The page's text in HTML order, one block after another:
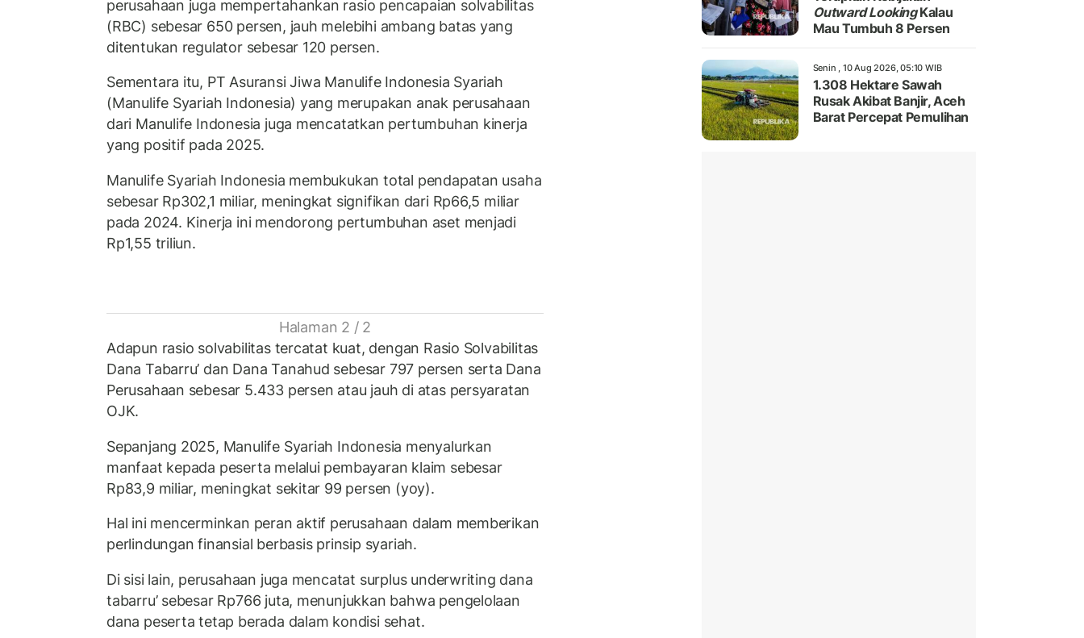
perusahaan juga mempertahankan rasio pencapaian solvabilitas
(RBC) sebesar 650 persen, jauh melebihi ambang batas yang
ditentukan regulator sebesar 120 persen.
Sementara itu, PT Asuransi Jiwa Manulife Indonesia Syariah
(Manulife Syariah Indonesia) yang merupakan anak perusahaan
dari Manulife Indonesia juga mencatatkan pertumbuhan kinerja
yang positif pada 2025.
Manulife Syariah Indonesia membukukan total pendapatan usaha
sebesar Rp302,1 miliar, meningkat signifikan dari Rp66,5 miliar
pada 2024. Kinerja ini mendorong pertumbuhan aset menjadi
Rp1,55 triliun.
Halaman 2 / 2
Adapun rasio solvabilitas tercatat kuat, dengan Rasio Solvabilitas
Dana Tabarru’ dan Dana Tanahud sebesar 797 persen serta Dana
Perusahaan sebesar 5.433 persen atau jauh di atas persyaratan
OJK.
Sepanjang 2025, Manulife Syariah Indonesia menyalurkan
manfaat kepada peserta melalui pembayaran klaim sebesar
Rp83,9 miliar, meningkat sekitar 99 persen (yoy).
Hal ini mencerminkan peran aktif perusahaan dalam memberikan
perlindungan finansial berbasis prinsip syariah.
Di sisi lain, perusahaan juga mencatat surplus underwriting dana
tabarru’ sebesar Rp766 juta, menunjukkan bahwa pengelolaan
dana peserta tetap berada dalam kondisi sehat.
Outward LookingKalau
Mau Tumbuh 8 Persen
Senin , 10 Aug 2026, 05:10 WIB
1.308 Hektare Sawah
Rusak Akibat Banjir, Aceh
Barat Percepat Pemulihan